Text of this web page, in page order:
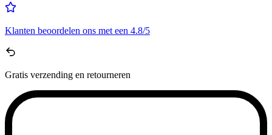
Klanten beoordelen ons met een 4.8/5
Gratis verzending en retourneren